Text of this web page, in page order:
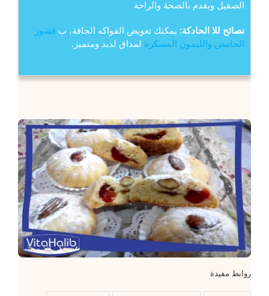
الصقيل ويقدم بالصحة والراحة
نصائح للا الحادكة: يمكنك تعويض الفواكه الجافة، ب قشور
الحامض والليمون المسكرة لمداق لديد ومتميز.
روابط مفيدة